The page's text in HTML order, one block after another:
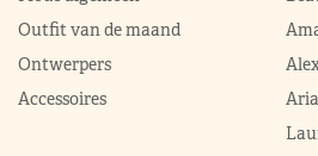
Outfit van de maand
Ontwerpers
Accessoires